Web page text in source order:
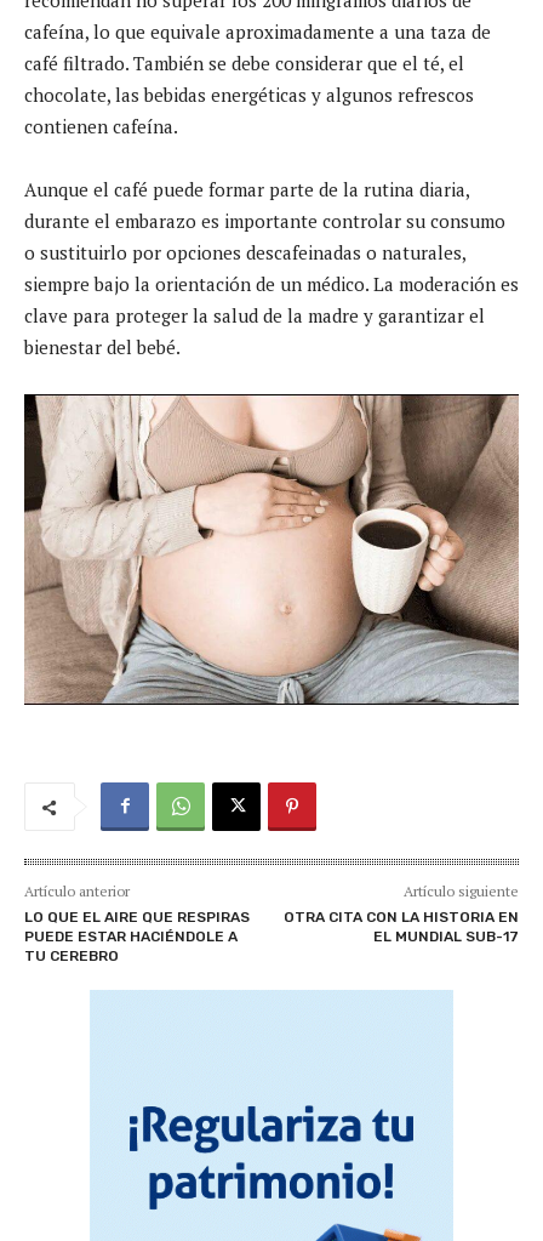
cafeína, lo que equivale aproximadamente a una taza de
café filtrado. También se debe considerar que el té, el
chocolate, las bebidas energéticas y algunos refrescos
contienen cafeína.
Aunque el café puede formar parte de la rutina diaria,
durante el embarazo es importante controlar su consumo
o sustituirlo por opciones descafeinadas o naturales,
siempre bajo la orientación de un médico. La moderación es
clave para proteger la salud de la madre y garantizar el
bienestar del bebé.
Artículo anterior
LO QUE EL AIRE QUE RESPIRAS
PUEDE ESTAR HACIÉNDOLE A
TU CEREBRO
Artículo siguiente
OTRA CITA CON LA HISTORIA EN
EL MUNDIAL SUB-17